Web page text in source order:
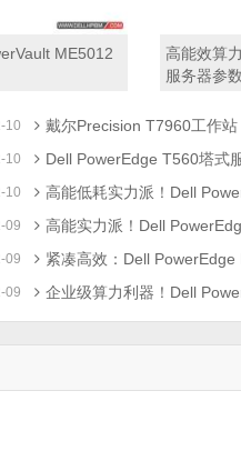
ME5012
高能效算
服务器参
10 戴尔Precision T7960工作站：专业算
10 Dell PowerEdge T560塔式服务器
10 高能低耗实力派！Dell PowerEdge R7625服务器焕新
09 高能实力派！Dell PowerEdge R760xs服务器参
09 紧凑高效：Dell PowerEdge
09 企业级算力利器！Dell PowerEdge